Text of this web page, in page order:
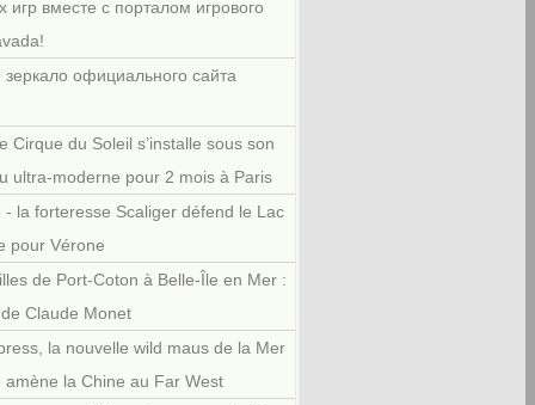
игр вместе с порталом игрового
официального сайта
Cirque du Soleil s’installe sous son
ultra-moderne pour 2 mois à Paris
- la forteresse Scaliger défend le Lac
pour Vérone
de Port-Coton à Belle-Île en Mer :
Claude Monet
la nouvelle wild maus de la Mer
amène la Chine au Far West